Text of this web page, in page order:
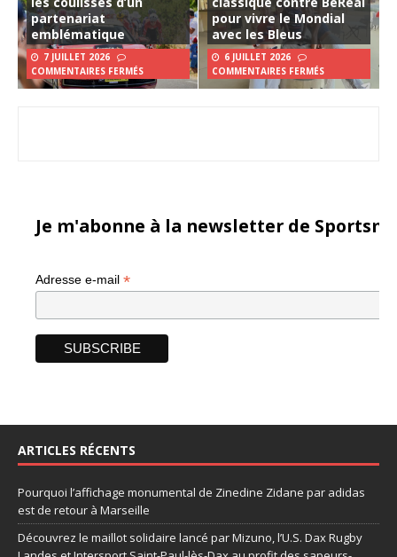
partenariat
emblématique
7 JUILLET 2026
COMMENTAIRES FERMÉS
pour vivre le Mondial
avec les Bleus
6 JUILLET 2026
COMMENTAIRES FERMÉS
Je m'abonne à la newsletter de
Adresse e-mail *
ARTICLES RÉCENTS
Pourquoi l’affichage monumental de Zinedine Zidane par adidas
est de retour à Marseille
Découvrez le maillot solidaire lancé par Mizuno, l’U.S. Dax Rugby